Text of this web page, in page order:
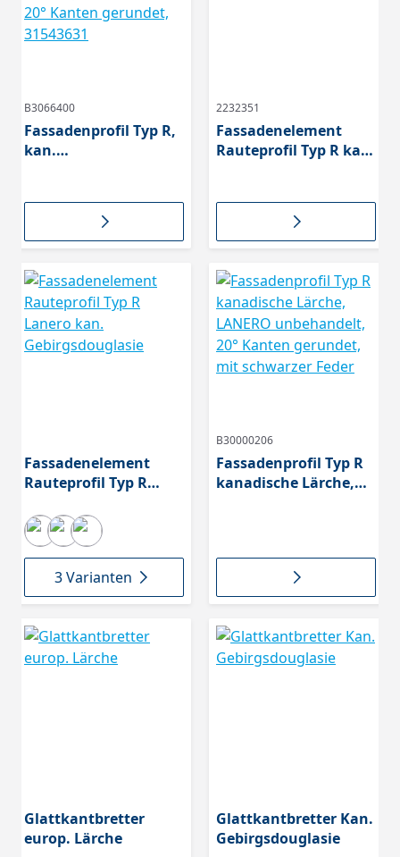
B3066400
Fassadenprofil Typ R,
kan.
Kanten gerundet,
2232351
Fassadenelement
Rauteprofil Typ R kan.
Fassadenelement
Rauteprofil Typ R
Gebirgsdouglasie
3 Varianten
B30000206
Fassadenprofil Typ R
kanadische Lärche,
Glattkantbretter
europ. Lärche
Glattkantbretter Kan.
Gebirgsdouglasie